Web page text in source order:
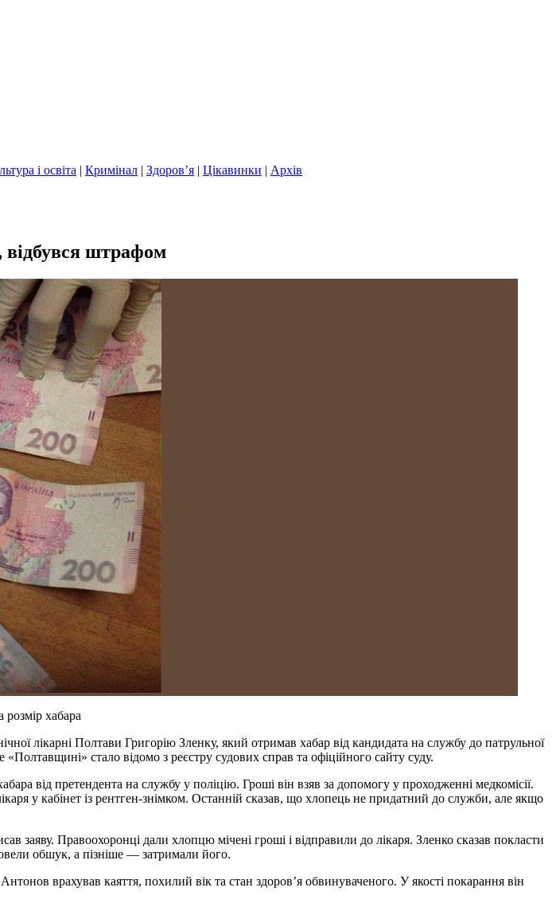
і освіта | Кримінал | Здоров’я | Цікавинки | Архів
відбувся штрафом
розмір хабара
лікарні Полтави Григорію Зленку, який отримав хабар від кандидата на службу до патрульної
стало відомо з реєстру судових справ та офіційного сайту суду.
від претендента на службу у поліцію. Гроші він взяв за допомогу у проходженні медкомісії.
у кабінет із рентген-знімком. Останній сказав, що хлопець не придатний до служби, але якщо
заяву. Правоохоронці дали хлопцю мічені гроші і відправили до лікаря. Зленко сказав покласти
обшук, а пізніше — затримали його.
врахував каяття, похилий вік та стан здоров’я обвинуваченого. У якості покарання він